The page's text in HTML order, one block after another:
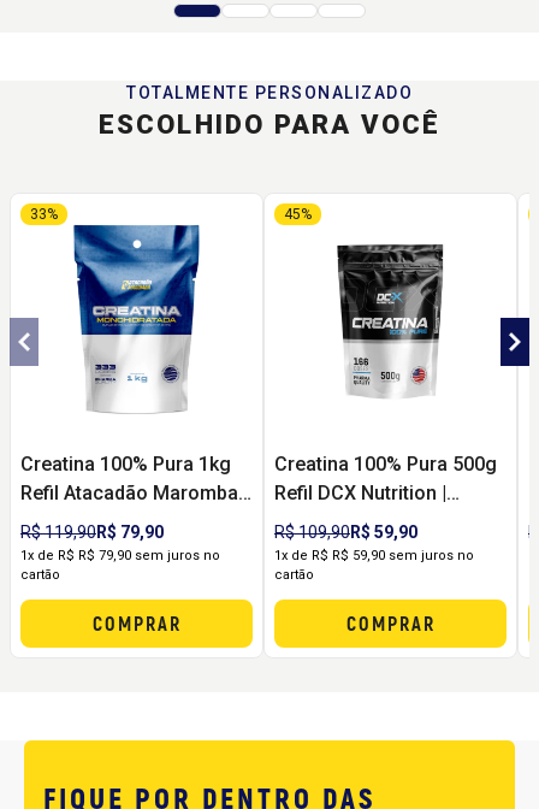
TOTALMENTE PERSONALIZADO
ESCOLHIDO PARA VOCÊ
Creatina 100% Pura 1kg
Refil Atacadão Maromba |
Monohidratada para
Força, Performance e
Melhor Custo por Dose
R$ 119,90R$ 79,90
33%
1x de R$ R$ 79,90 sem juros no
cartão
COMPRAR
Creatina 100% Pura 500g
Refil DCX Nutrition |
Monohidratada para
Força, Performance e
Custo-Benefício
R$ 109,90R$ 59,90
45%
1x de R$ R$ 59,90 sem juros no
cartão
COMPRAR
FIQUE POR DENTRO DAS